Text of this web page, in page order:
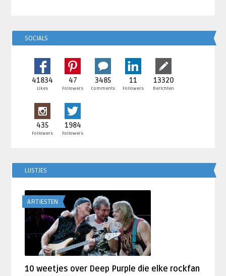
SOCIALS
41834
Likes
47
Followers
3485
Comments
11
Followers
13320
Berichten
435
Followers
1984
Followers
LIJSTJES
ARTIESTEN
10 weetjes over Deep Purple die elke rockfan